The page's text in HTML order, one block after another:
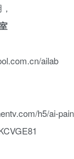
ailab
h5/ai-